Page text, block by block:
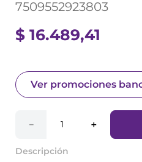
7509552923803
$ 16.489,41
Ver promociones
＋
－
Descripción